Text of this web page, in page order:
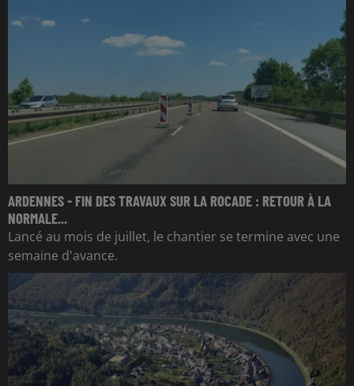
ARDENNES - FIN DES TRAVAUX SUR LA ROCADE : RETOUR À LA
NORMALE...
Lancé au mois de juillet, le chantier se termine avec une
semaine d'avance.